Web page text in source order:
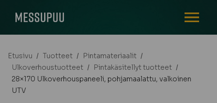
Etusivu / Tuotteet / Pintamateriaalit /
Ulkoverhoustuotteet / Pintakäsitellyt tuotteet /
28×170 Ulkoverhouspaneeli, pohjamaalattu, valkoinen
UTV